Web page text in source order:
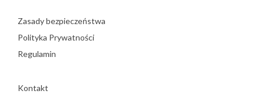
Zasady bezpieczeństwa
Polityka Prywatności
Regulamin
Kontakt